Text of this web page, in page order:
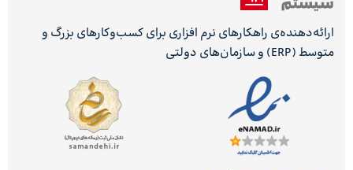
ارائه‌دهنده‌ی راهکارهای نرم افزاری برای کسب‌وکارهای بزرگ و
متوسط (ERP) و سازمان‌های دولتی